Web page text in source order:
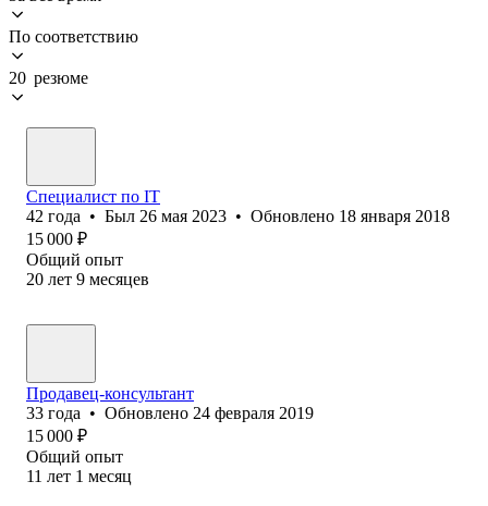
По соответствию
20 резюме
Специалист по IT
42 года • Был 26 мая 2023 • Обновлено 18 января 2018
15 000 ₽
Общий опыт
20 лет 9 месяцев
Продавец-консультант
33 года • Обновлено 24 февраля 2019
15 000 ₽
Общий опыт
11 лет 1 месяц